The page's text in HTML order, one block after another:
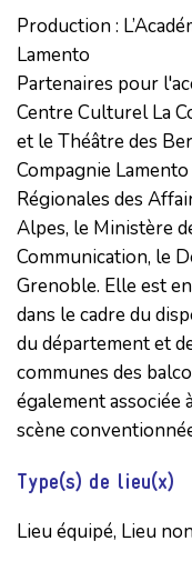
Production :
Lamento
Partenaires pour
Centre Culturel La
et le Théâtre des
Compagnie
Régionales des
Alpes, le Ministère
Communication, le
Grenoble. Elle est
dans le cadre du
du département et
communes des
également associée
scène
Type(s) de lieu(x)
Lieu équipé, Lieu